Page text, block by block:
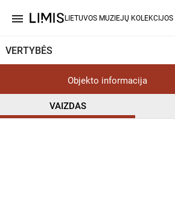
menu LIETUVOS MUZIEJŲ KOLEKCIJOS
VERTYBĖS
Objekto informacija
VAIZDAS
help_outline